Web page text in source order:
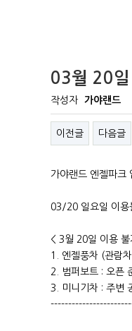
03월 20일
작성자 가야랜드
이전글 다음글
가야랜드 엔젤파크
03/20 일요일 이용
< 3월 20일 이용 불
1. 엔젤풍차 (관람
2. 범퍼보트 : 오픈
3. 미니기차 : 주변